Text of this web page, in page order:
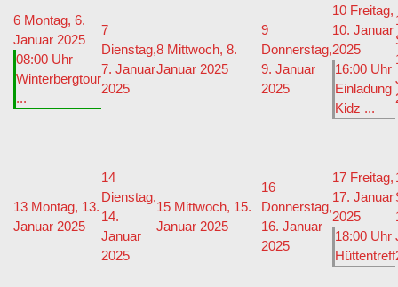
6 Montag, 6.
Januar 2025
08:00 Uhr
Winterbergtour
...
7
Dienstag,
7. Januar
2025
8 Mittwoch, 8.
Januar 2025
9
Donnerstag,
9. Januar
2025
10 Freitag,
10. Januar
2025
16:00 Uhr
Einladung
Kidz ...
13 Montag, 13.
Januar 2025
14
Dienstag,
14.
Januar
2025
15 Mittwoch, 15.
Januar 2025
16
Donnerstag,
16. Januar
2025
17 Freitag,
17. Januar
2025
18:00 Uhr
Hüttentreff